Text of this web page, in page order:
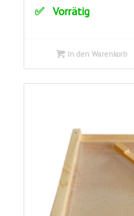
Vorrätig
In den Warenkorb